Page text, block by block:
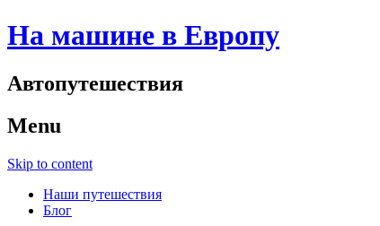
На машине в Европу
Автопутешествия
Menu
Skip to content
Наши путешествия
Блог